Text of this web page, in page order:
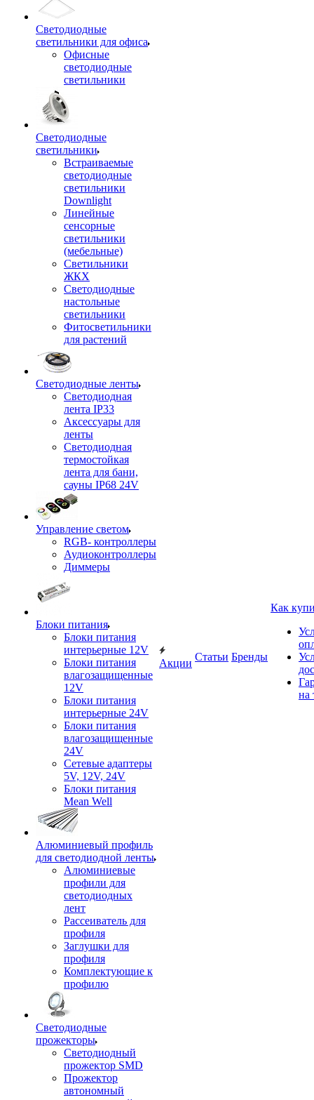
Светодиодные
светильники для офиса
Офисные
светодиодные
светильники
Светодиодные
светильники
Встраиваемые
светодиодные
светильники
Downlight
Линейные
сенсорные
светильники
(мебельные)
Светильники
ЖКХ
Светодиодные
настольные
светильники
Фитосветильники
для растений
Светодиодные ленты
Светодиодная
лента IP33
Аксессуары для
ленты
Светодиодная
термостойкая
лента для бани,
сауны IP68 24V
Управление светом
RGB- контроллеры
Аудиоконтроллеры
Диммеры
Блоки питания
Блоки питания
интерьерные 12V
Блоки питания
влагозащищенные
12V
Блоки питания
интерьерные 24V
Блоки питания
влагозащищенные
24V
Сетевые адаптеры
5V, 12V, 24V
Блоки питания
Mean Well
Алюминиевый профиль
для светодиодной ленты
Алюминиевые
профили для
светодиодных
лент
Рассеиватель для
профиля
Заглушки для
профиля
Комплектующие к
профилю
Светодиодные
прожекторы
Светодиодный
прожектор SMD
Прожектор
автономный
Акции
Статьи Бренды
Как
на